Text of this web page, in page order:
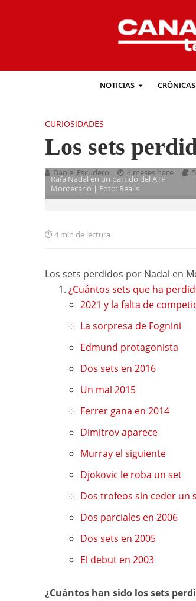
NOTICIAS CRÓNICAS
CURIOSIDADES
Los sets
Daniel Escudero 4 meses hace
Rafa Nadal en un partido del ATP
Montecarlo | Foto: Realis
4 min de lectura
Los sets perdidos por Nadal en
¿Cuántos sets que ha
2021 y la falta de
La sorpresa de Fognini
Edmund protagonista
Dos sets en 2016
Un mal 2015
Ferrer gana en 2014
Dimitrov aparece
Murray el siguiente
Djokovic le roba un set
Dos trofeos sin ceder un
Dos parciales en 2006
Dos sets en 2005
El debut en 2003
¿Cuántos han sido los sets